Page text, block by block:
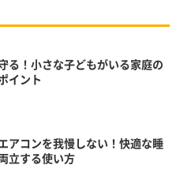
る！小さな子どもがいる家庭の
イント
アコンを我慢しない！快適な睡
立する使い方